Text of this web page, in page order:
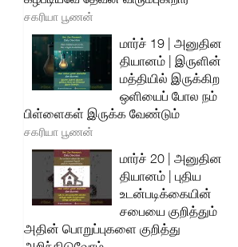
சகரியா பூணன்
மார்ச் 19 | அனுதின
தியானம் | இருளின்
மத்தியில் இருக்கிற
ஒளியைப் போல நம்
பிள்ளைகள் இருக்க வேண்டும்
சகரியா பூணன்
மார்ச் 20 | அனுதின
தியானம் | புதிய
உடன்படிக்கையின்
சபையை குறித்தும்
அதின் பொறுப்புகளை குறித்து